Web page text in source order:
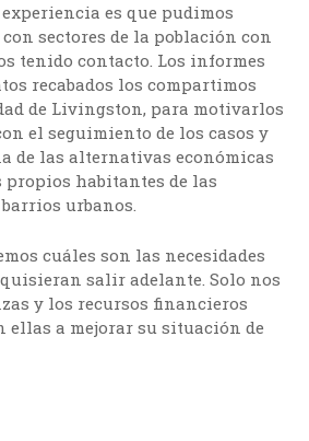
es que pudimos
sectores de la población con
tenido contacto. Los informes
recabados los compartimos
de Livingston, para motivarlos
el seguimiento de los casos y
de las alternativas económicas
habitantes de las
urbanos.
cuáles son las necesidades
salir adelante. Solo nos
y los recursos financieros
a mejorar su situación de